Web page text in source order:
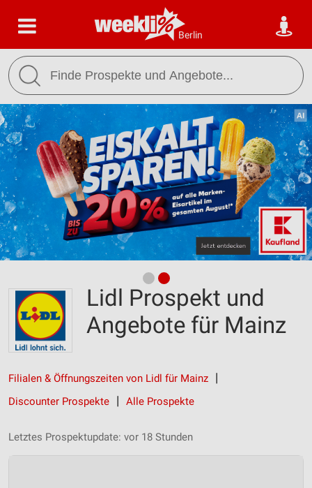
Berlin
Lidl Prospekt und
Angebote für Mainz
Filialen & Öffnungszeiten von Lidl für Mainz
Discounter Prospekte
Alle Prospekte
Letztes Prospektupdate: vor 18 Stunden